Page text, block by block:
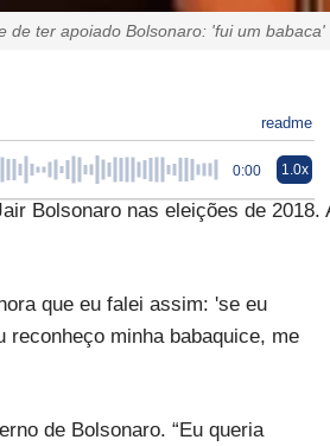
de ter apoiado Bolsonaro: 'fui um babaca'
readme
0:00 1.0x
Bolsonaro nas eleições de 2018.
que eu falei assim: 'se eu
minha babaquice, me
de Bolsonaro. “Eu queria